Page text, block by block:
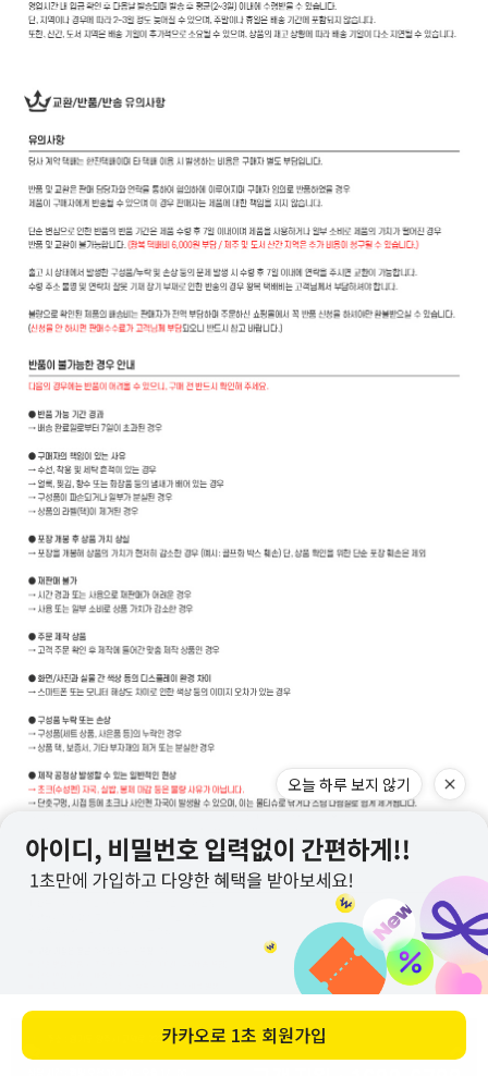
오늘 하루 보지 않기
카카오로 1초 회원가입